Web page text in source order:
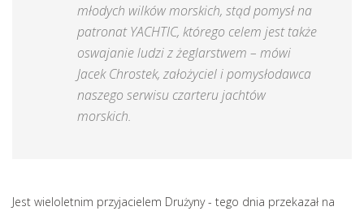
młodych wilków morskich, stąd pomysł na
patronat YACHTIC, którego celem jest także
oswajanie ludzi z żeglarstwem – mówi
Jacek Chrostek, założyciel i pomysłodawca
naszego serwisu czarteru jachtów
morskich.
Jest wieloletnim przyjacielem Drużyny - tego dnia przekazał na